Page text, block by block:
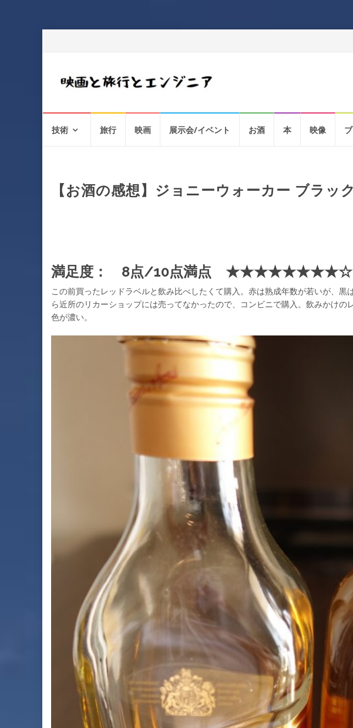
技術 旅行 映画 展示会/イベント お酒 本 映像
【お酒の感想】ジョニーウォーカー ブラッ
満足度： 8点/10点満点
この前買ったレッドラベルと飲み比べしたくて購入。赤は熟成年数が若いが、
ら近所のリカーショップには売ってなかったので、コンビニで購入。飲みかけ
色が濃い。